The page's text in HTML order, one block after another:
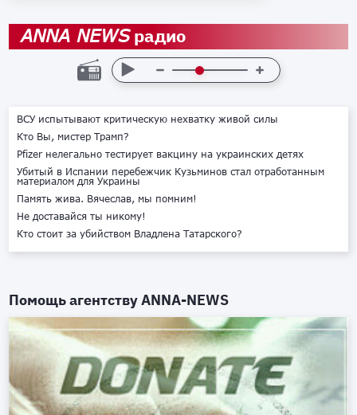
ANNA NEWSрадио
ВСУ испытывают критическую нехватку живой силы
Кто Вы, мистер Трамп?
Pfizer нелегально тестирует вакцину на украинских детях
Убитый в Испании перебежчик Кузьминов стал отработанным
материалом для Украины
Память жива. Вячеслав, мы помним!
Не доставайся ты никому!
Кто стоит за убийством Владлена Татарского?
Помощь агентствуANNA-NEWS